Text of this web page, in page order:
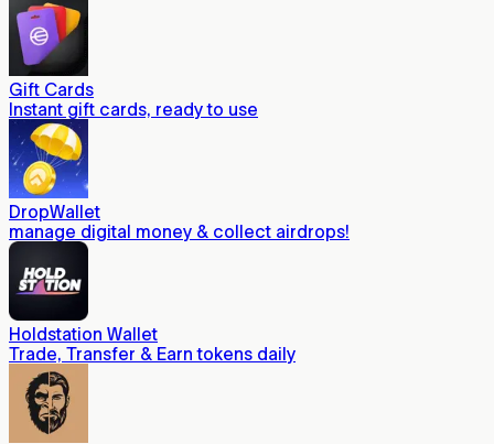
Gift Cards
Instant gift cards, ready to use
DropWallet
manage digital money & collect airdrops!
Holdstation Wallet
Trade, Transfer & Earn tokens daily